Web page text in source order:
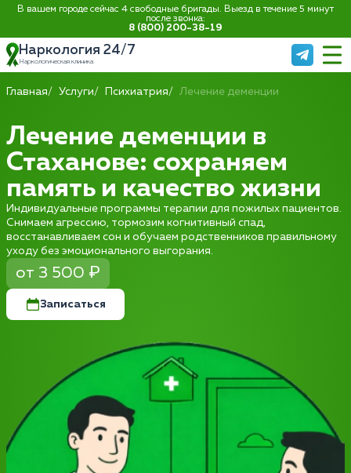
В вашем городе сейчас 4 свободные бригады. Выезд в течение 5 минут
после звонка:
8 (800) 200-38-19
Наркология 24/7
Наркологическая клиника
Главная Услуги Психиатрия Лечение деменции
Лечение деменции в
Стаханове: сохраняем
память и качество жизни
Индивидуальные программы терапии для пожилых пациентов.
Снимаем агрессию, тормозим когнитивный спад,
восстанавливаем сон и обучаем родственников правильному
уходу без эмоционального выгорания.
от 3 500 ₽
Записаться